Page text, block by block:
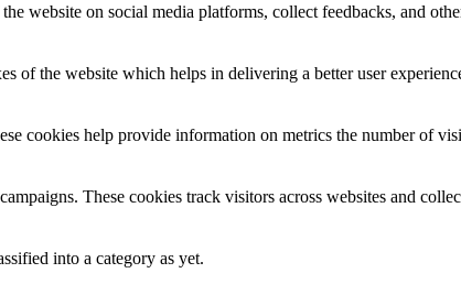
website on social media platforms, collect feedbacks, and
of the website which helps in delivering a better user
cookies help provide information on metrics the number of
These cookies track visitors across websites and
into a category as yet.